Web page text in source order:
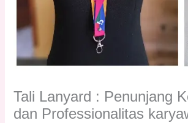
Tali Lanyard : Penunjang
dan Professionalitas